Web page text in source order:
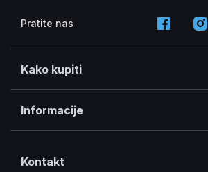
Pratite nas
Kako kupiti
Informacije
Kontakt